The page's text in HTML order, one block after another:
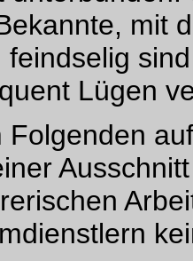
mit
feindselig
Lügen
Folgenden